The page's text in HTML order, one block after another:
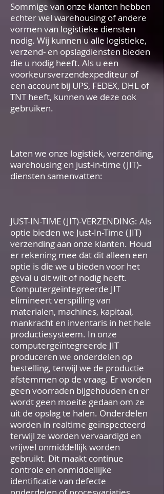
Sommige van onze klanten hebben
echter wel warehousing of andere
vormen van logistieke diensten
nodig. Wij kunnen u alle logistieke,
verzend- en opslagdiensten bieden
die u nodig heeft. Als u een
voorkeursverzendexpediteur of
een account bij UPS, FEDEX, DHL of
TNT heeft, kunnen we deze ook
gebruiken.
Laten we onze logistiek, verzending,
warehousing en just-in-time (JIT)-
diensten samenvatten:
JUST-IN-TIME (JIT)-VERZENDING: Als
optie bieden we Just-In-Time (JIT)
verzending aan onze klanten. Houd
er rekening mee dat dit alleen een
optie is die we u bieden voor het
geval u dit wilt of nodig heeft.
Computergeïntegreerde JIT
elimineert verspilling van
materialen, machines, kapitaal,
mankracht en inventaris in het hele
productiesysteem. In onze
computergeïntegreerde JIT
produceren we onderdelen op
bestelling, terwijl we de productie
afstemmen op de vraag. Er worden
geen voorraden bijgehouden en er
wordt geen moeite gedaan om ze
uit de opslag te halen. Onderdelen
worden in realtime geïnspecteerd
terwijl ze worden vervaardigd en
vrijwel onmiddellijk worden
gebruikt. Dit maakt continue
controle en onmiddellijke
identificatie van defecte